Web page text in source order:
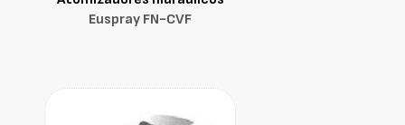
Euspray FN-CVF